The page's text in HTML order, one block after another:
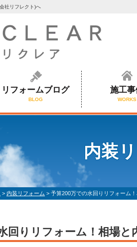
社リフレクト)へ
リフォームブログ
BLOG
施工事
WORKS
内装
> 内装リフォーム > 予算200万での水回りリフォーム
回りリフォーム！相場